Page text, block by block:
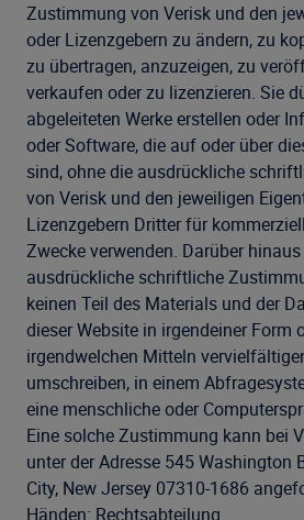
Zustimmung von Verisk und den
oder Lizenzgebern zu ändern, zu
zu übertragen, anzuzeigen, zu
verkaufen oder zu lizenzieren. Sie
abgeleiteten Werke erstellen oder
oder Software, die auf oder über
sind, ohne die ausdrückliche
von Verisk und den jeweiligen
Lizenzgebern Dritter für
Zwecke verwenden. Darüber
ausdrückliche schriftliche
keinen Teil des Materials und der
dieser Website in irgendeiner Form
irgendwelchen Mitteln
umschreiben, in einem
eine menschliche oder
Eine solche Zustimmung kann bei
unter der Adresse 545 Washington
City, New Jersey 07310-1686
Händen: Rechtsabteilung.